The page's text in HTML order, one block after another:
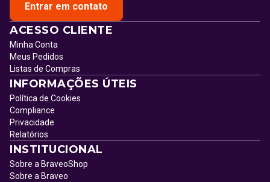
Entrar em contato
ACESSO CLIENTE
Minha Conta
Meus Pedidos
Listas de Compras
INFORMAÇÕES ÚTEIS
Política de Cookies
Compliance
Privacidade
Relatórios
INSTITUCIONAL
Sobre a BraveoShop
Sobre a Braveo